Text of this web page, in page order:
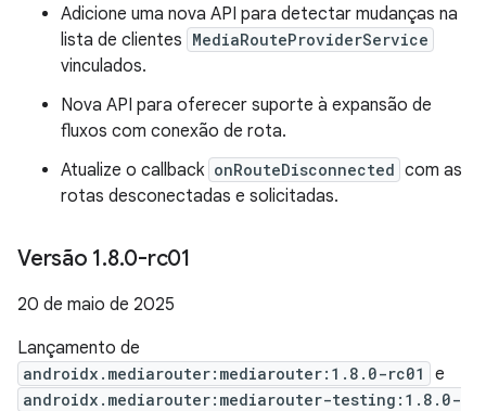
Adicione uma nova API para detectar mudanças na
lista de clientes MediaRouteProviderService
vinculados.
Nova API para oferecer suporte à expansão de
fluxos com conexão de rota.
Atualize o callback onRouteDisconnected com as
rotas desconectadas e solicitadas.
Versão 1.8.0-rc01
20 de maio de 2025
Lançamento de
androidx.mediarouter:mediarouter:1.8.0-rc01 e
androidx.mediarouter:mediarouter-testing:1.8.0-